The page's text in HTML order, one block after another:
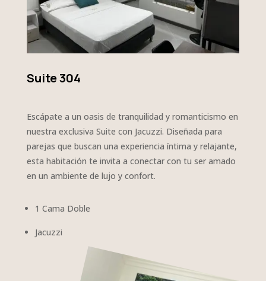
Suite 304
Escápate a un oasis de tranquilidad y romanticismo en
nuestra exclusiva Suite con Jacuzzi. Diseñada para
parejas que buscan una experiencia íntima y relajante,
esta habitación te invita a conectar con tu ser amado
en un ambiente de lujo y confort.
1 Cama Doble
Jacuzzi